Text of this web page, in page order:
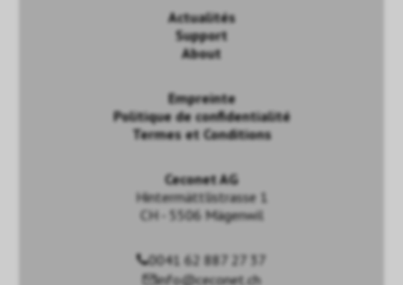
Actualités
Support
About
Empreinte
Politique de confidentialité
Termes et Conditions
Ceconet AG
Hintermättlistrasse 1
CH - 5506 Mägenwil
0041 62 887 27 37
info@ceconet.ch